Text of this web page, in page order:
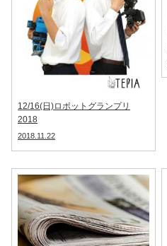
12/16(日)ロボットグランプリ
2018
2018.11.22